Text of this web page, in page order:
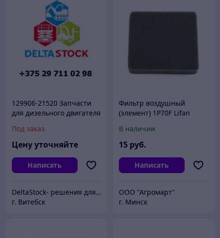
129906-21520 Запчасти
для дизельного двигателя
(2991601790)
Под заказ
Цену уточняйте
Написать
DeltaStock- решения для складской техники.
г. Витебск
Фильтр воздушный
(элемент) 1P70F Lifan
В наличии
15 руб.
Написать
ООО "Агромарт"
г. Минск